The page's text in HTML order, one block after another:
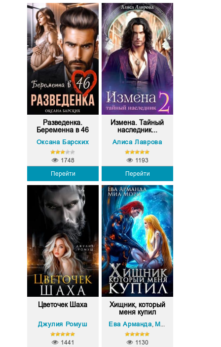
Разведенка.
Беременна в 46
Оксана Барских
Перейти
1748
Измена. Тайный
наследник...
Алиса Лаврова
Перейти
1193
Цветочек Шаха
Джулия Ромуш
1441
Хищник, который
меня купил
Ева Арманда, Миа Мори
1130